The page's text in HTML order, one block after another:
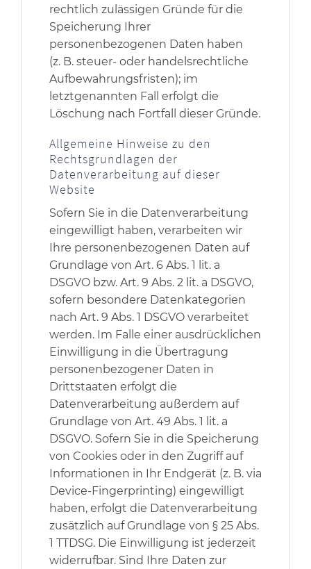
rechtlich zulässigen Gründe für die
Speicherung Ihrer
personenbezogenen Daten haben
(z. B. steuer- oder handelsrechtliche
Aufbewahrungsfristen); im
letztgenannten Fall erfolgt die
Löschung nach Fortfall dieser Gründe.
Allgemeine Hinweise zu den
Rechtsgrundlagen der
Datenverarbeitung auf dieser
Website
Sofern Sie in die Datenverarbeitung
eingewilligt haben, verarbeiten wir
Ihre personenbezogenen Daten auf
Grundlage von Art. 6 Abs. 1 lit. a
DSGVO bzw. Art. 9 Abs. 2 lit. a DSGVO,
sofern besondere Datenkategorien
nach Art. 9 Abs. 1 DSGVO verarbeitet
werden. Im Falle einer ausdrücklichen
Einwilligung in die Übertragung
personenbezogener Daten in
Drittstaaten erfolgt die
Datenverarbeitung außerdem auf
Grundlage von Art. 49 Abs. 1 lit. a
DSGVO. Sofern Sie in die Speicherung
von Cookies oder in den Zugriff auf
Informationen in Ihr Endgerät (z. B. via
Device-Fingerprinting) eingewilligt
haben, erfolgt die Datenverarbeitung
zusätzlich auf Grundlage von § 25 Abs.
1 TTDSG. Die Einwilligung ist jederzeit
widerrufbar. Sind Ihre Daten zur